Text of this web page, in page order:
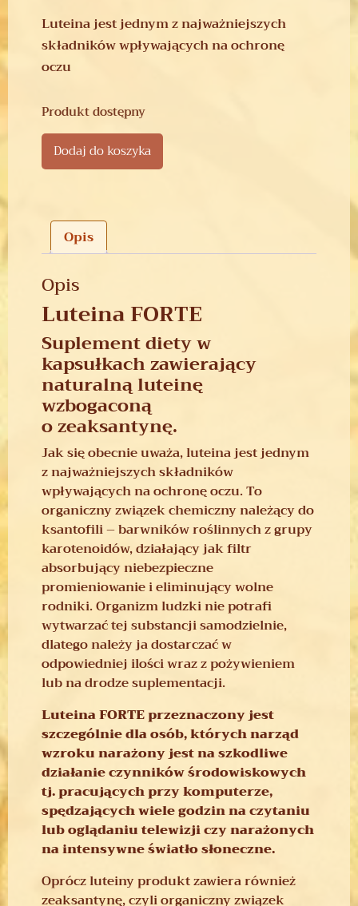
Luteina jest jednym z najważniejszych
składników wpływających na ochronę
oczu
Produkt dostępny
Dodaj do koszyka
Opis
Opis
Luteina FORTE
Suplement diety w
kapsułkach zawierający
naturalną luteinę
wzbogaconą
o zeaksantynę.
Jak się obecnie uważa, luteina jest jednym
z najważniejszych składników
wpływających na ochronę oczu. To
organiczny związek chemiczny należący do
ksantofili – barwników roślinnych z grupy
karotenoidów, działający jak filtr
absorbujący niebezpieczne
promieniowanie i eliminujący wolne
rodniki. Organizm ludzki nie potrafi
wytwarzać tej substancji samodzielnie,
dlatego należy ja dostarczać w
odpowiedniej ilości wraz z pożywieniem
lub na drodze suplementacji.
Luteina FORTE przeznaczony jest
szczególnie dla osób, których narząd
wzroku narażony jest na szkodliwe
działanie czynników środowiskowych
tj. pracujących przy komputerze,
spędzających wiele godzin na czytaniu
lub oglądaniu telewizji czy narażonych
na intensywne światło słoneczne.
Oprócz luteiny produkt zawiera również
zeaksantynę, czyli organiczny związek